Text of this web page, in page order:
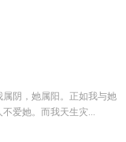
属阴，她属阳。正如我与她
爱她。而我天生灾...